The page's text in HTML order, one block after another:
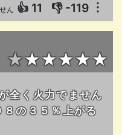
ん 👍 11 👎 -119 ︙
★★★★★★
全く火力でません
の３５％上がる